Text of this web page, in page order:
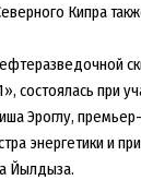
Кипра
состоялась при
Эроглу,
энергетики и
Йылдыза.